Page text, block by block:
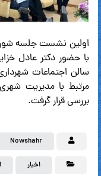
با حضور دکتر عادل
سالن اجتماعات
مرتبط با مدیریت
بررسی قرار گرفت.
Nowshahr
اخبار